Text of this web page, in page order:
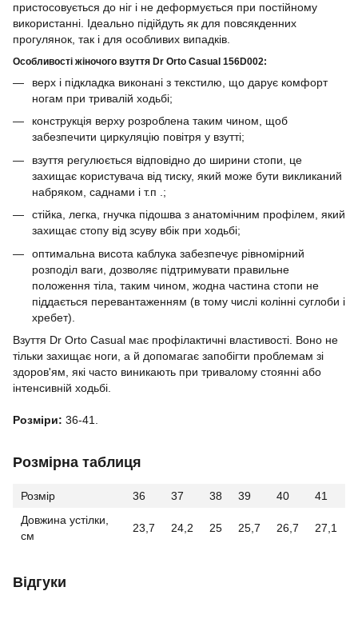
пристосовується до ніг і не деформується при постійному
використанні. Ідеально підійдуть як для повсякденних
прогулянок, так і для особливих випадків.
Особливості жіночого взуття Dr Orto Casual 156D002:
верх і підкладка виконані з текстилю, що дарує комфорт
ногам при тривалій ходьбі;
конструкція верху розроблена таким чином, щоб
забезпечити циркуляцію повітря у взутті;
взуття регулюється відповідно до ширини стопи, це
захищає користувача від тиску, який може бути викликаний
набряком, саднами і т.п .;
стійка, легка, гнучка підошва з анатомічним профілем, який
захищає стопу від зсуву вбік при ходьбі;
оптимальна висота каблука забезпечує рівномірний
розподіл ваги, дозволяє підтримувати правильне
положення тіла, таким чином, жодна частина стопи не
піддається перевантаженням (в тому числі колінні суглоби і
хребет).
Взуття Dr Orto Casual має профілактичні властивості. Воно не
тільки захищає ноги, а й допомагає запобігти проблемам зі
здоров'ям, які часто виникають при тривалому стоянні або
інтенсивній ходьбі.
Розміри: 36-41.
Розмірна таблиця
Розмір 36 37 38 39 40
41
Довжина устілки,
см
23,7 24,2 25 25,7 26,7 27,1
Відгуки